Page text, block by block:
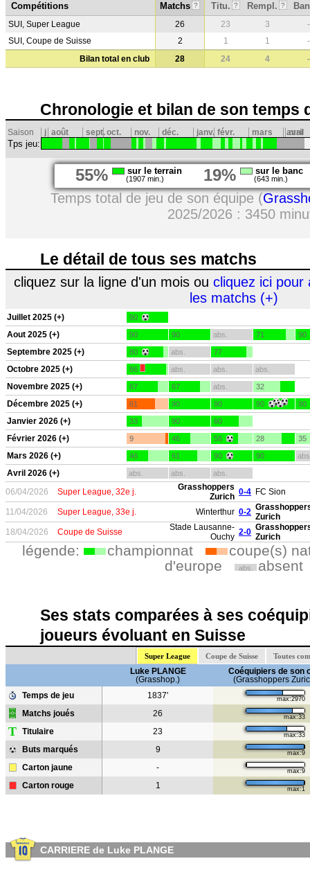
Compétitions Matchs ? Titu. ? Rempl. ?
SUI, Super League 26 23 3
-
SUI, Coupe de Suisse
2 1 1
-
Bilan total en club
28 24 4 -
Chronologie et bilan de son temps
Saison j août sept.oct. nov. déc. janv. févr. mars avril
mai
Tps jeu:
55% sur le terrain
(1907 min.) 19% sur le banc
(643 min.)
Temps total de jeu de son équipe (
2025/2026 : 3450
Le détail de tous ses matchs
cliquez sur la ligne d'un mois ou cliquez ici pour
les matchs (+)
Juillet 2025 (+) 90
Aout 2025 (+) 90 90 abs. 71 90
Septembre 2025 (+) 80 abs. 77
Octobre 2025 (+) 86 abs. abs. abs.
Novembre 2025 (+) 67 67 abs. 32
Décembre 2025 (+) 61 90 90 90 90
Janvier 2026 (+) 33 90 60
Février 2026 (+) 9 46 58 28 35
Mars 2026 (+) 46 61 90 90
Avril 2026 (+) abs. abs. abs.
06/04/2026 Super League, 32e j.
Grasshoppers
Zurich 0-4 FC Sion
11/04/2026 Super League, 33e j. Winterthur 0-2 Zurich
18/04/2026
Coupe de Suisse
Stade Lausanne-
Ouchy 2-0 Zurich
légende: championnat
coupe(s)
d'europe
abs. absent
Ses stats comparées à ses
joueurs évoluant en Suisse
Super League Coupe de Suisse Toutes
Luke PLANGE
(Grasshop.)
Coéquipiers de son
(Grasshoppers
Temps de jeu
1837' max:2970
Matchs joués 26 max:33
T Titulaire 23 max:33
Buts marqués 9 max:9
Carton jaune - max:9
Carton rouge 1 max:1
CARRIERE de Luke PLANGE